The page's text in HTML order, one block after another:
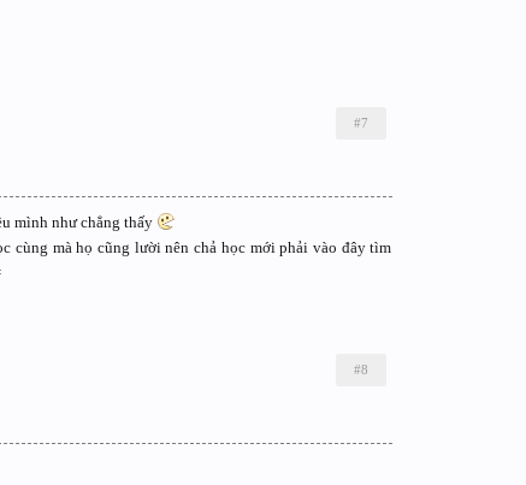
#7
mình như chẳng thấy
cùng mà họ cũng lười nên chả học mới phải vào đây tìm
#8